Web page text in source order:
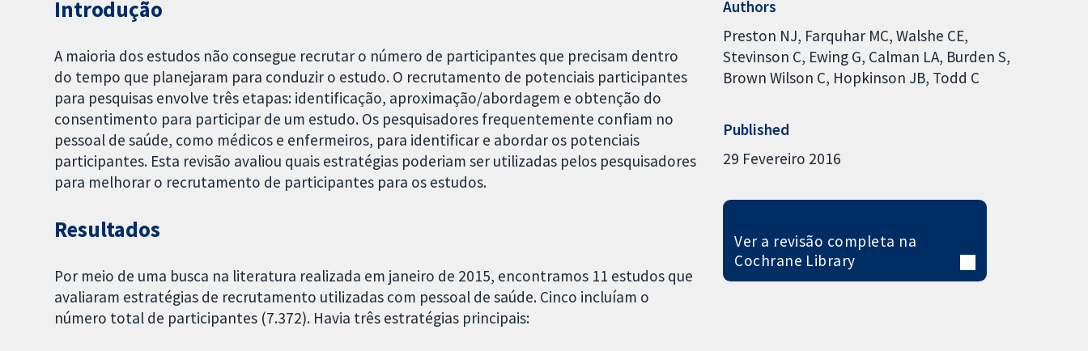
Introdução
A maioria dos estudos não consegue recrutar o número de participantes que precisam dentro
do tempo que planejaram para conduzir o estudo. O recrutamento de potenciais participantes
para pesquisas envolve três etapas: identificação, aproximação/abordagem e obtenção do
consentimento para participar de um estudo. Os pesquisadores frequentemente confiam no
pessoal de saúde, como médicos e enfermeiros, para identificar e abordar os potenciais
participantes. Esta revisão avaliou quais estratégias poderiam ser utilizadas pelos pesquisadores
para melhorar o recrutamento de participantes para os estudos.
Resultados
Por meio de uma busca na literatura realizada em janeiro de 2015, encontramos 11 estudos que
avaliaram estratégias de recrutamento utilizadas com pessoal de saúde. Cinco incluíam o
número total de participantes (7.372). Havia três estratégias principais:
Authors
Preston NJ Farquhar MC Walshe CE
Stevinson C Ewing G Calman LA Burden S
Brown Wilson C Hopkinson JB Todd C
Published
29 Fevereiro 2016
Ver a revisão completa na
Cochrane Library